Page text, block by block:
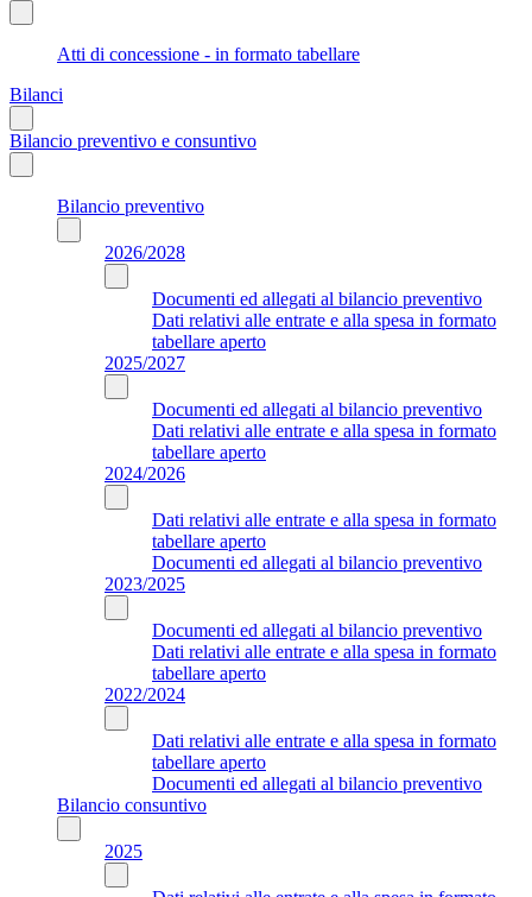
Atti di concessione - in formato tabellare
Bilanci
Bilancio preventivo e consuntivo
Bilancio preventivo
2026/2028
Documenti ed allegati al bilancio preventivo
Dati relativi alle entrate e alla spesa in formato
tabellare aperto
2025/2027
Documenti ed allegati al bilancio preventivo
Dati relativi alle entrate e alla spesa in formato
tabellare aperto
2024/2026
Dati relativi alle entrate e alla spesa in formato
tabellare aperto
Documenti ed allegati al bilancio preventivo
2023/2025
Documenti ed allegati al bilancio preventivo
Dati relativi alle entrate e alla spesa in formato
tabellare aperto
2022/2024
Dati relativi alle entrate e alla spesa in formato
tabellare aperto
Documenti ed allegati al bilancio preventivo
Bilancio consuntivo
2025